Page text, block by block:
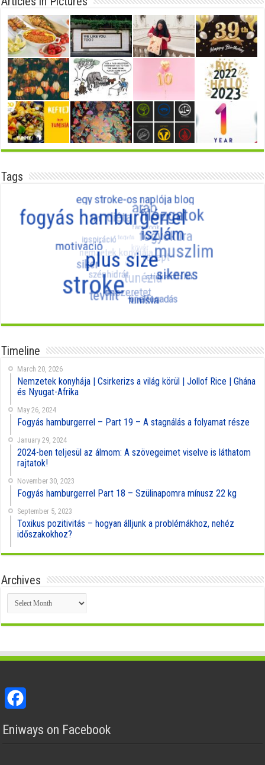
Tags
Timeline
March 20, 2026
Nemzetek konyhája | Csirkerizs a világ körül | Jollof Rice | Ghána
és Nyugat-Afrika
May 26, 2024
Fogyás hamburgerrel – Part 19 – A stagnálás a folyamat része
January 29, 2024
2024-ben teljesül az álmom: A szövegeimet viselve is láthatom
rajtatok!
November 30, 2023
Fogyás hamburgerrel Part 18 – Szülinapomra mínusz 22 kg
September 5, 2023
Toxikus pozitivitás – hogyan álljunk a problémákhoz, nehéz
időszakokhoz?
Archives
Archives
Eniways on Facebook